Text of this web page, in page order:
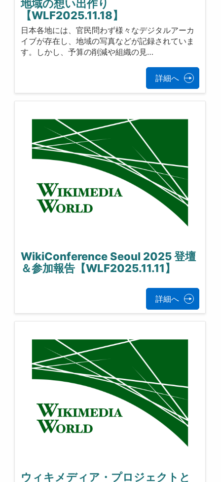
地域の想い出作り
【WLF2025.11.18】
日本各地には、官民問わず様々なデジタルアーカ
イブが存在し、地域の写真などが記録されていま
す。しかし、予算の削減や組織の見…
詳細へ
WikiConference Seoul 2025 登壇
＆参加報告【WLF2025.11.11】
詳細へ
ウィキメディア・プロジェクトと